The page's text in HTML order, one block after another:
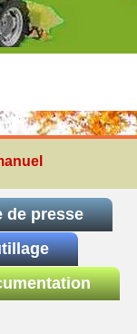
de presse
et-Eliet